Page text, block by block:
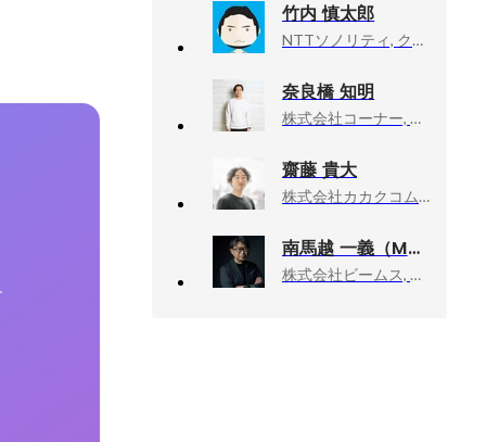
竹内 慎太郎
NTTソノリティ, クリエイティブディレクター
奈良橋 知明
株式会社コーナー, マネージャー
齋藤 貴大
株式会社カカクコム, 食べログサービス本部 本部長
南馬越 一義（MAGO）
株式会社ビームス, ディレクターズルーム エグゼクティブディレクター